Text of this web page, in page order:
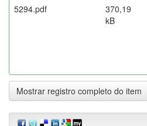
5294.pdf
370,19
kB
Mostrar registro completo do item